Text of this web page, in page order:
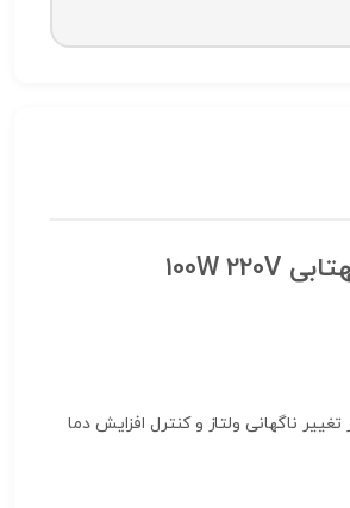
LED COB مهتابی 100W 220V
تغییر ناگهانی ولتاز و کنترل افزایش دما